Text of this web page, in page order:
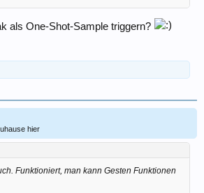
als One-Shot-Sample triggern?
hier
Funktioniert, man kann Gesten Funktionen